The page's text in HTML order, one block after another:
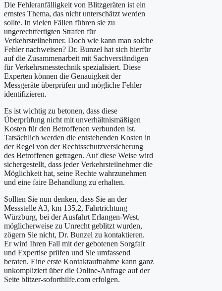
Die Fehleranfälligkeit von Blitzgeräten ist ein
ernstes Thema, das nicht unterschätzt werden
sollte. In vielen Fällen führen sie zu
ungerechtfertigten Strafen für
Verkehrsteilnehmer. Doch wie kann man solche
Fehler nachweisen? Dr. Bunzel hat sich hierfür
auf die Zusammenarbeit mit Sachverständigen
für Verkehrsmesstechnik spezialisiert. Diese
Experten können die Genauigkeit der
Messgeräte überprüfen und mögliche Fehler
identifizieren.
Es ist wichtig zu betonen, dass diese
Überprüfung nicht mit unverhältnismäßigen
Kosten für den Betroffenen verbunden ist.
Tatsächlich werden die entstehenden Kosten in
der Regel von der Rechtsschutzversicherung
des Betroffenen getragen. Auf diese Weise wird
sichergestellt, dass jeder Verkehrsteilnehmer die
Möglichkeit hat, seine Rechte wahrzunehmen
und eine faire Behandlung zu erhalten.
Sollten Sie nun denken, dass Sie an der
Messstelle A3, km 135,2, Fahrtrichtung
Würzburg, bei der Ausfahrt Erlangen-West.
möglicherweise zu Unrecht geblitzt wurden,
zögern Sie nicht, Dr. Bunzel zu kontaktieren.
Er wird Ihren Fall mit der gebotenen Sorgfalt
und Expertise prüfen und Sie umfassend
beraten. Eine erste Kontaktaufnahme kann ganz
unkompliziert über die Online-Anfrage auf der
Seite blitzer-soforthilfe.com erfolgen.